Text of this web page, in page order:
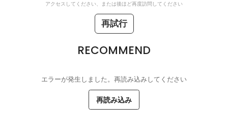
アクセスしてください、または後ほど再度訪問してください
再試行
RECOMMEND
エラーが発生しました。再読み込みしてください
再読み込み